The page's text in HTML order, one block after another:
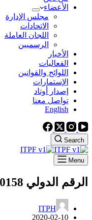
الأعضاء
مجلس الإدارة
الاتحادات
اللجان العاملة
الرسميين
الأخبار
الفعاليات
اللوائح والقوانين
الإستمارات
إصدار أوتاد
تواصل معنا
English
Search
Menu
الرقم الدولي itpf-comp-0158
ITPH
2020-02-10